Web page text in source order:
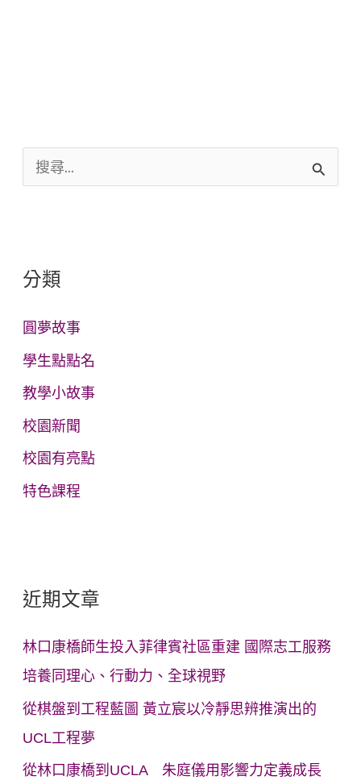
字
:
分類
圓夢故事
學生點點名
教學小故事
校園新聞
校園有亮點
特色課程
近期文章
林口康橋師生投入菲律賓社區重建 國際志工服務
培養同理心、行動力、全球視野
從棋盤到工程藍圖 黃立宸以冷靜思辨推演出的
UCL工程夢
從林口康橋到UCLA 朱庭儀用影響力定義成長